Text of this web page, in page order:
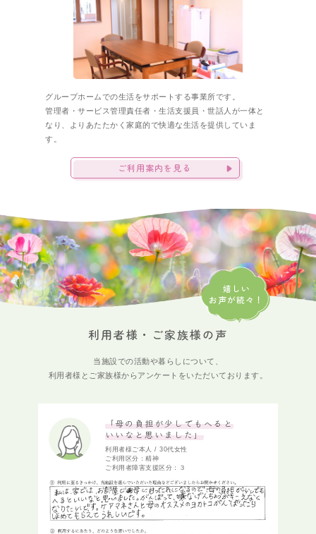
グループホームでの生活をサポートする事業所です。
管理者・サービス管理責任者・生活支援員・世話人が一体と
なり、
よりあたたかく家庭的で快適な生活を提供していま
す。
ご利用案内を見る
嬉しい
お声が続々！
利用者様・ご家族様の声
当施設での活動や暮らしについて、
利用者様とご家族様からアンケートをいただいております。
「母の負担が少しでもへると
いいなと思いました」
利用者様ご本人 / 30代女性
ご利用区分：精神
ご利用者障害支援区分：３